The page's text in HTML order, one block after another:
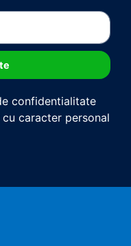
confidentialitate
caracter personal